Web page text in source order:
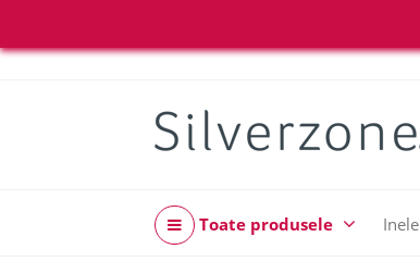
Toate produsele Inele